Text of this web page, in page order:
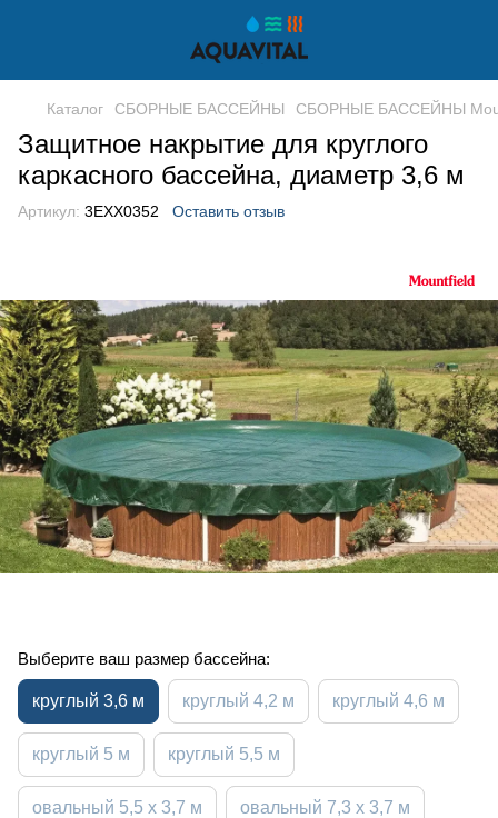
Каталог СБОРНЫЕ БАССЕЙНЫ СБОРНЫЕ БАССЕЙНЫ
Защитное накрытие для круглого
каркасного бассейна, диаметр 3,6 м
Артикул: 3EXX0352 Оставить отзыв
Выберите ваш размер бассейна:
круглый 3,6 м круглый 4,2 м круглый 4,6 м
круглый 5 м круглый 5,5 м
овальный 5,5 х 3,7 м овальный 7,3 х 3,7 м